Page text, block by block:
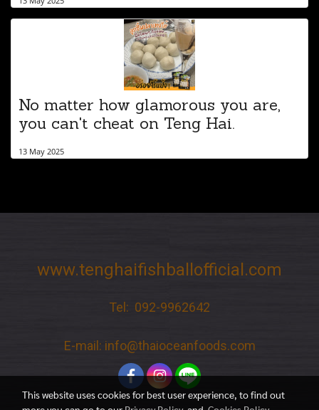
No matter how glamorous you are,
you can't cheat on Teng Hai.
13 May 2025
www.tenghaifishballofficial.com
Tel: 092-9962642
E-mail: info@thaioceanfoods.com
This website uses cookies for best user experience, to find out